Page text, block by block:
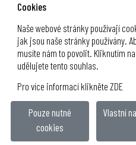
obchodní podmínky
(c) 2021 Tomáš Klus s.r.o.
Cookies
Naše webové stránky používají
jak jsou naše stránky používány.
musíte nám to povolit. Kliknutím
udělujete tento souhlas.
Pro více informací klikněte ZDE
Pouze nutné
cookies
Vlastní